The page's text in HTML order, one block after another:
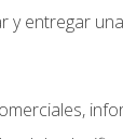
y entregar